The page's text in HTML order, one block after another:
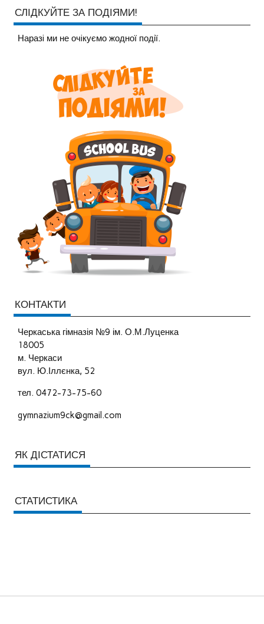
СЛІДКУЙТЕ ЗА ПОДІЯМИ!
Наразi ми не очiкуємо жодної події.
КОНТАКТИ
Черкаська гімназія №9 ім. О.М.Луценка
18005
м. Черкаси
вул. Ю.Іллєнка, 52
тел. 0472-73-75-60
gymnazium9ck@gmail.com
ЯК ДІСТАТИСЯ
СТАТИСТИКА